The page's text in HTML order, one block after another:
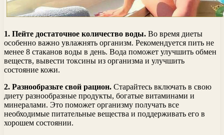
1. Пейте достаточное количество воды. Во время диеты
особенно важно увлажнять организм. Рекомендуется пить не
менее 8 стаканов воды в день. Вода поможет улучшить обмен
веществ, вывести токсины из организма и улучшить
состояние кожи.
2. Разнообразьте свой рацион. Старайтесь включать в свою
диету разнообразные продукты, богатые витаминами и
минералами. Это поможет организму получать все
необходимые питательные вещества и поддерживать его в
хорошем состоянии.